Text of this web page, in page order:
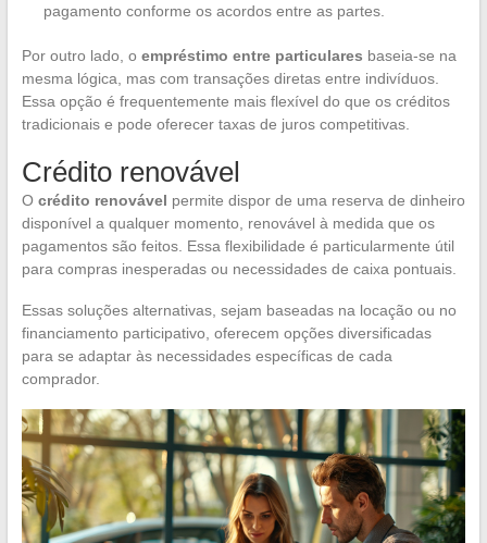
pagamento conforme os acordos entre as partes.
Por outro lado, o empréstimo entre particulares baseia-se na
mesma lógica, mas com transações diretas entre indivíduos.
Essa opção é frequentemente mais flexível do que os créditos
tradicionais e pode oferecer taxas de juros competitivas.
Crédito renovável
O crédito renovável permite dispor de uma reserva de dinheiro
disponível a qualquer momento, renovável à medida que os
pagamentos são feitos. Essa flexibilidade é particularmente útil
para compras inesperadas ou necessidades de caixa pontuais.
Essas soluções alternativas, sejam baseadas na locação ou no
financiamento participativo, oferecem opções diversificadas
para se adaptar às necessidades específicas de cada
comprador.